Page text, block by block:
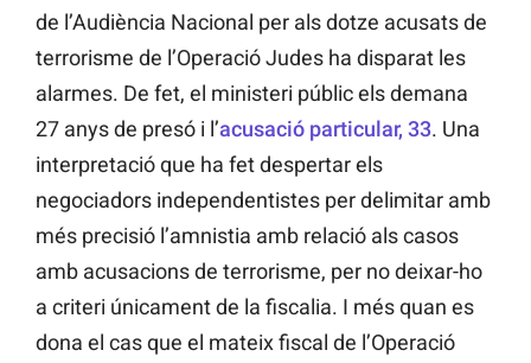
de l’Audiència Nacional per als dotze acusats de
terrorisme de l’Operació Judes ha disparat les
alarmes. De fet, el ministeri públic els demana
27 anys de presó i l’acusació particular, 33. Una
interpretació que ha fet despertar els
negociadors independentistes per delimitar amb
més precisió l’amnistia amb relació als casos
amb acusacions de terrorisme, per no deixar-ho
a criteri únicament de la fiscalia. I més quan es
dona el cas que el mateix fiscal de l’Operació